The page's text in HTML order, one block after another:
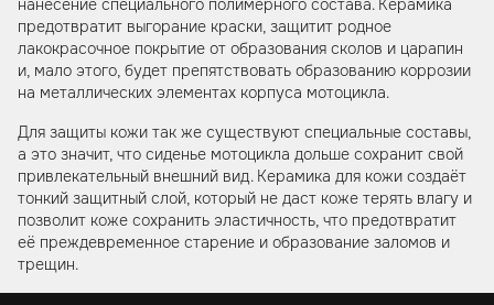
нанесение специального полимерного состава. Керамика
предотвратит выгорание краски, защитит родное
лакокрасочное покрытие от образования сколов и царапин
и, мало этого, будет препятствовать образованию коррозии
на металлических элементах корпуса мотоцикла.
Для защиты кожи так же существуют специальные составы,
а это значит, что сиденье мотоцикла дольше сохранит свой
привлекательный внешний вид. Керамика для кожи создаёт
тонкий защитный слой, который не даст коже терять влагу и
позволит коже сохранить эластичность, что предотвратит
её преждевременное старение и образование заломов и
трещин.